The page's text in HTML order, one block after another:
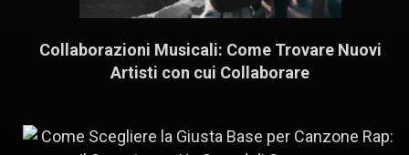
Collaborazioni Musicali: Come Trovare Nuovi
Artisti con cui Collaborare